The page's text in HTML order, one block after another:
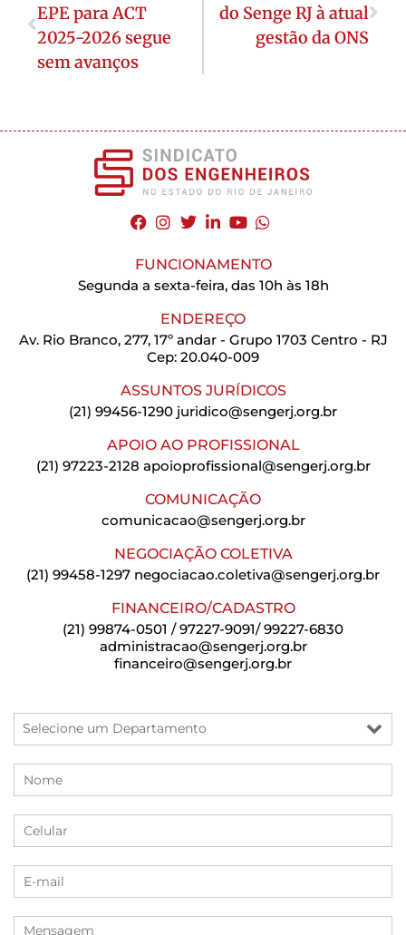
EPE para ACT
2025-2026 segue
sem avanços
do Senge RJ à atual
gestão da ONS
FUNCIONAMENTO
Segunda a sexta-feira, das 10h às 18h
ENDEREÇO
Av. Rio Branco, 277, 17º andar - Grupo 1703 Centro - RJ
Cep: 20.040-009
ASSUNTOS JURÍDICOS
(21) 99456-1290 juridico@sengerj.org.br
APOIO AO PROFISSIONAL
(21) 97223-2128 apoioprofissional@sengerj.org.br
COMUNICAÇÃO
comunicacao@sengerj.org.br
NEGOCIAÇÃO COLETIVA
(21) 99458-1297 negociacao.coletiva@sengerj.org.br
FINANCEIRO/CADASTRO
(21) 99874-0501 / 97227-9091/ 99227-6830
administracao@sengerj.org.br
financeiro@sengerj.org.br